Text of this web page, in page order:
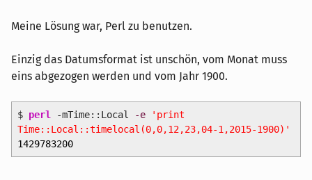
Meine Lösung war, Perl zu benutzen.
Einzig das Datumsformat ist unschön, vom Monat muss
eins abgezogen werden und vom Jahr 1900.
$ perl -mTime::Local -e
'print
Time::Local::timelocal(0,0,12,23,04-1,2015-1900)'
1429783200